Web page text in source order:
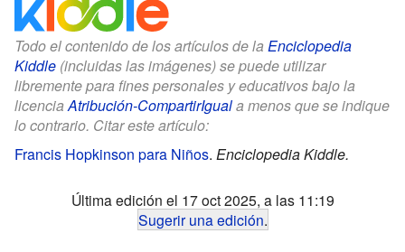
Todo el contenido de los artículos de la Enciclopedia
Kiddle (incluidas las imágenes) se puede utilizar
libremente para fines personales y educativos bajo la
licenciaAtribución-CompartirIguala menos que se indique
lo contrario. Citar este artículo:
Francis Hopkinson para Niños. Enciclopedia Kiddle.
Última edición el 17 oct 2025, a las 11:19
Sugerir una edición.